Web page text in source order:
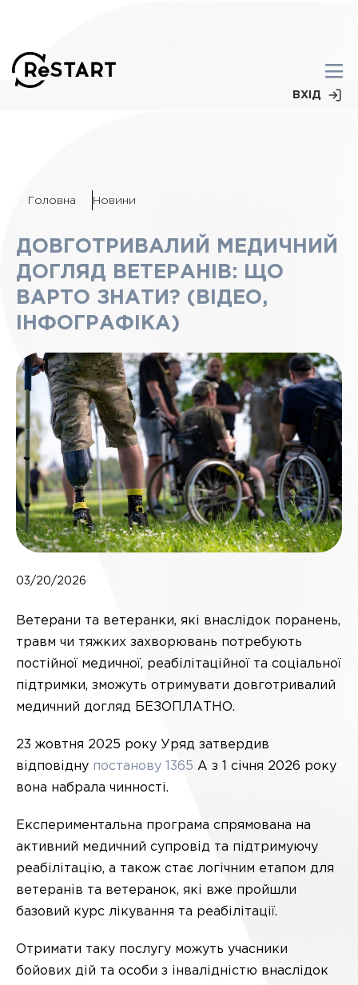
ВХІД
Головна Новини
ДОВГОТРИВАЛИЙ МЕДИЧНИЙ
ДОГЛЯД ВЕТЕРАНІВ: ЩО
ВАРТО ЗНАТИ? (ВІДЕО,
ІНФОГРАФІКА)
03/20/2026
Ветерани та ветеранки, які внаслідок поранень,
травм чи тяжких захворювань потребують
постійної медичної, реабілітаційної та соціальної
підтримки, зможуть отримувати довготривалий
медичний догляд БЕЗОПЛАТНО.
23 жовтня 2025 року Уряд затвердив
відповідну постанову 1365 А з 1 січня 2026 року
вона набрала чинності.
Експериментальна програма спрямована на
активний медичний супровід та підтримуючу
реабілітацію, а також стає логічним етапом для
ветеранів та ветеранок, які вже пройшли
базовий курс лікування та реабілітації.
Отримати таку послугу можуть учасники
бойових дій та особи з інвалідністю внаслідок